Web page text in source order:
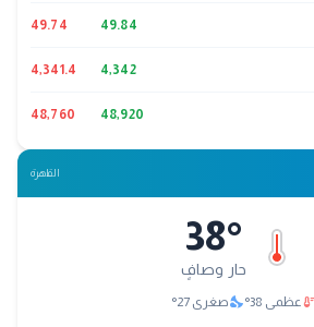
49.84
49.74
4,342
4,341.4
48,920
48,760
القاهرة
38°
حار وصافٍ
thermostatعظمى 38
°
nights_stayصغرى 27
°